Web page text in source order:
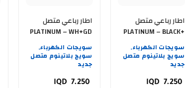
اطار رباعي متصل
PLATINUM – BLACK+
GOLD GB
سويجات الكهرباء,
سويج بلاتينوم متصل
جديد
7.250
اطار رباعي متصل
PLATINUM – WH+GD
سويجات الكهرباء,
سويج بلاتينوم متصل
جديد
7.250